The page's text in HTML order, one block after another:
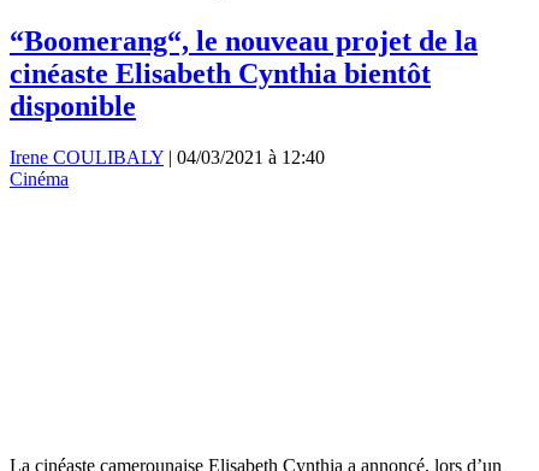
“Boomerang“, le nouveau projet de la
cinéaste Elisabeth Cynthia bientôt
disponible
Irene COULIBALY | 04/03/2021 à 12:40
Cinéma
La cinéaste camerounaise Elisabeth Cynthia a annoncé, lors d’un